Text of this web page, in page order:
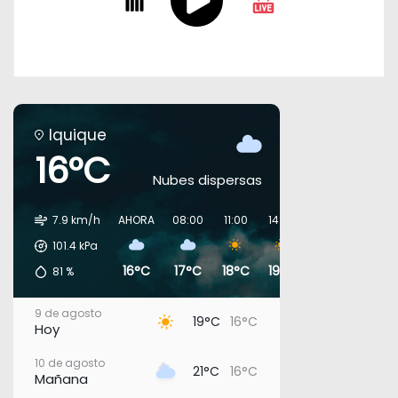
Iquique
16°C Nubes dispersas
7.9 km/h
101.4kPa
81 %
AHORA
16°C
08:00
17°C
11:00
18°C
14:00
19°C
9 de agosto
Hoy 19°C 16°C
10 de agosto
Mañana 21°C 16°C